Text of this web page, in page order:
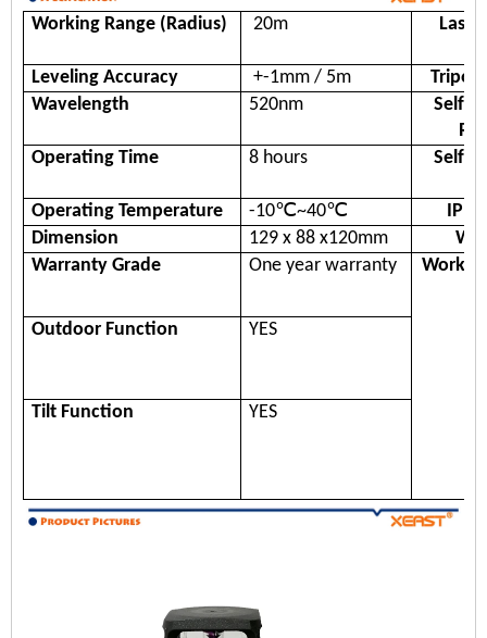
Working Range (Radius) 20m Laser
Leveling Accuracy +-1mm / 5m
Tripot
Wavelength
520nm
Self-
Operating Time
8 hours
Self-
Operating Temperature -10℃~40℃
IP
Dimension
129 x 88 x120mm
Warranty Grade
One year warranty
Outdoor Function YES
Tilt Function YES